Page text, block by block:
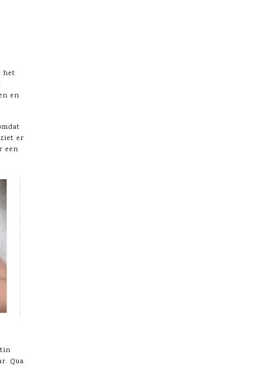
het
en
er
een
Qua